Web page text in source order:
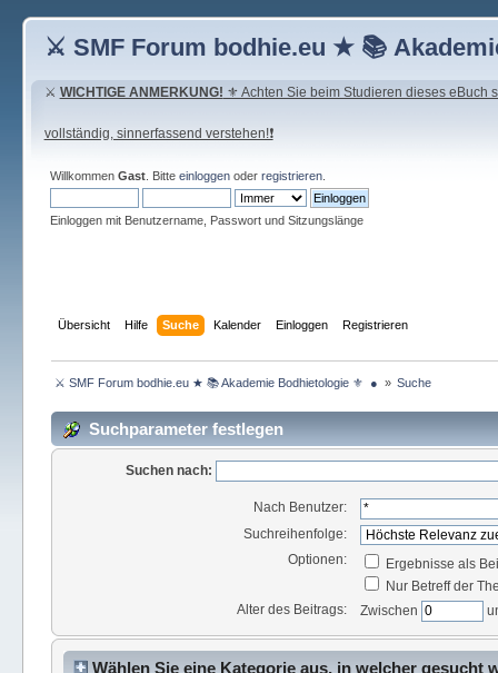
⚔ SMF Forum bodhie.eu ★ 📚
⚔ WICHTIGE ANMERKUNG! ⚜ Achten Sie beim Studieren dieses eBuch
vollständig, sinnerfassend verstehen!❗
Willkommen Gast. Bitte einloggenoder registrieren.
Einloggen mit Benutzername, Passwort und Sitzungslänge
Übersicht Hilfe Suche Kalender Einloggen Registrieren
⚔ SMF Forum bodhie.eu ★ 📚 Akademie Bodhietologie ⚜  ● » Suche
Suchparameter festlegen
Suchen nach:
Nach Benutzer:
Suchreihenfolge:
Optionen:
Ergebnisse als
Nur Betreff der
Alter des Beitrags:
Zwischen
Wählen Sie eine Kategorie aus, in welcher gesucht